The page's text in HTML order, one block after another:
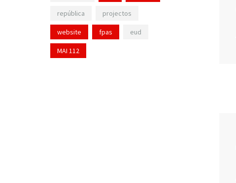
república projectos
website fpas eud
MAI 112